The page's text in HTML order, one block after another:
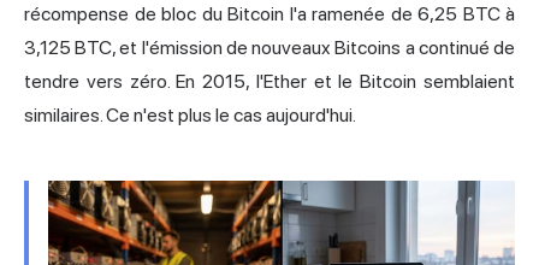
récompense de bloc du Bitcoin l'a ramenée de 6,25 BTC à
3,125 BTC, et l'émission de nouveaux Bitcoins a continué de
tendre vers zéro. En 2015, l'Ether et le Bitcoin semblaient
similaires. Ce n'est plus le cas aujourd'hui.